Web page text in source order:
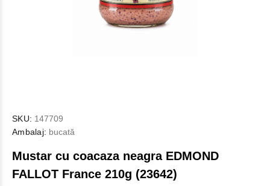
SKU: 147709
Ambalaj: bucată
Mustar cu coacaza neagra EDMOND
FALLOT France 210g (23642)